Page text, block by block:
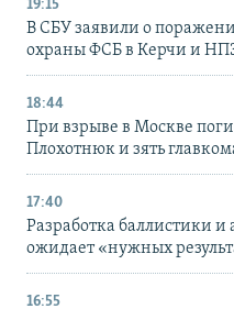
19:15
В СБУ заявили о
охраны ФСБ в Керчи и
18:44
При взрыве в Москве
Плохотнюк и зять
17:40
Разработка баллистики
ожидает «нужных
16:55